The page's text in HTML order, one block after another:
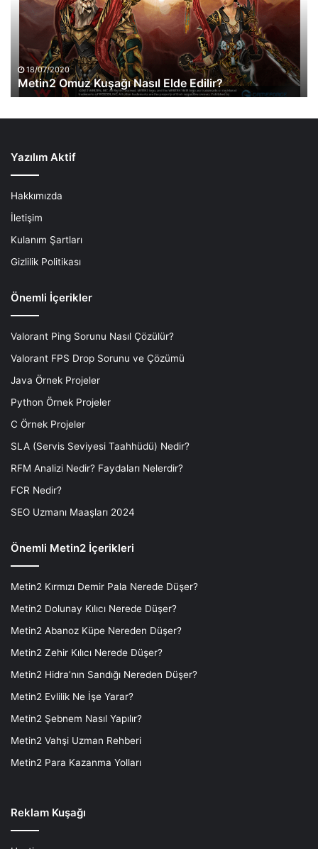
Elde
Edilir?
18/07/2020
Metin2 Omuz Kuşağı Nasıl Elde Edilir?
Yazılım Aktif
Hakkımızda
İletişim
Kulanım Şartları
Gizlilik Politikası
Önemli İçerikler
Valorant Ping Sorunu Nasıl Çözülür?
Valorant FPS Drop Sorunu ve Çözümü
Java Örnek Projeler
Python Örnek Projeler
C Örnek Projeler
SLA (Servis Seviyesi Taahhüdü) Nedir?
RFM Analizi Nedir? Faydaları Nelerdir?
FCR Nedir?
SEO Uzmanı Maaşları 2024
Önemli Metin2 İçerikleri
Metin2 Kırmızı Demir Pala Nerede Düşer?
Metin2 Dolunay Kılıcı Nerede Düşer?
Metin2 Abanoz Küpe Nereden Düşer?
Metin2 Zehir Kılıcı Nerede Düşer?
Metin2 Hidra’nın Sandığı Nereden Düşer?
Metin2 Evlilik Ne İşe Yarar?
Metin2 Şebnem Nasıl Yapılır?
Metin2 Vahşi Uzman Rehberi
Metin2 Para Kazanma Yolları
Reklam Kuşağı